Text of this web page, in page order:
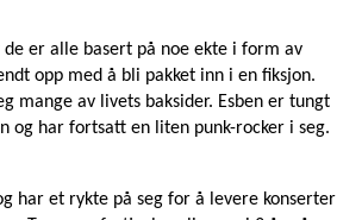
er alle basert på noe ekte i form av
opp med å bli pakket inn i en fiksjon.
mange av livets baksider. Esben er tungt
og har fortsatt en liten punk-rocker i seg.
har et rykte på seg for å levere konserter